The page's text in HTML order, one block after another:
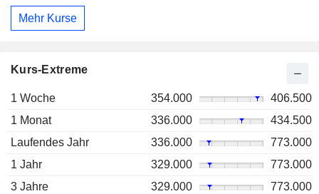
Mehr Kurse
Kurs-Extreme
1 Woche 354.000
406.500
1 Monat
336.000
434.500
Laufendes Jahr
336.000
773.000
1 Jahr
329.000
773.000
3 Jahre
329.000
773.000